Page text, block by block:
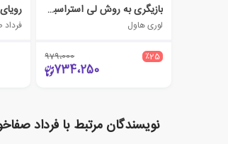
بازیگری به روش لی استراسبرگ
لوری هاول
٪25 979،000
734،250
نویسندگان مرتبط با فرداد